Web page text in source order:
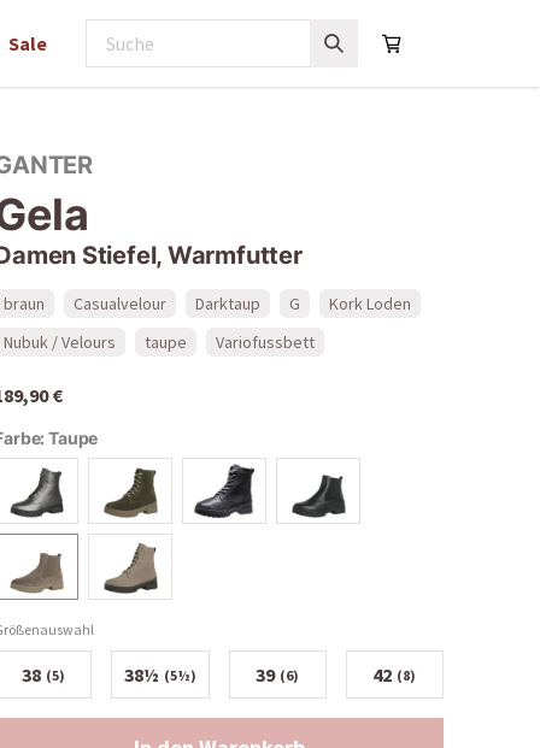
Sale
Stiefel, Warmfutter
braun Casualvelour Darktaup G
Kork Loden
Nubuk / Velours
taupe Variofussbett
€
Taupe
38 (5) 38½ (5½) 39 (6) 42 (8)